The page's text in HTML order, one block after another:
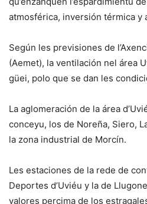
atmosférica, inversión térmica y
Según les previsiones de
(Aemet), la ventilación nel área
güei, polo que se dan les
La aglomeración de la área
conceyu, los de Noreña, Siero,
la zona industrial de Morcín.
Les estaciones de la rede de
Deportes d’Uviéu y la de
valores percima de los